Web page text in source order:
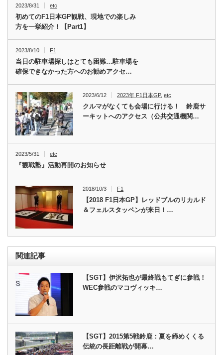
2023/8/31 etc
初めてのF1日本GP観戦、現地での楽しみ
方を一挙紹介！【Part1】
2023/8/10 F1
当日の駐車場探しはとても困難…駐車場を
確保できなかった方へのお勧めアクセ…
2023/6/12 2023年 F1日本GP,etc
クルマがなくても会場に行ける！ 鈴鹿サ
ーキットへのアクセス（公共交通機関…
2023/5/31 etc
『観戦塾』活動再開のお知らせ
2018/10/3 F1
【2018 F1日本GP】レッドブルのリカルド
＆フェルスタッペンが来日！…
関連記事
【SGT】伊沢拓也が最終戦もてぎに参戦！
WEC参戦のマコヴィッキ…
【SGT】2015第5戦鈴鹿：夏を締めくくる
伝統の長距離戦が開幕…